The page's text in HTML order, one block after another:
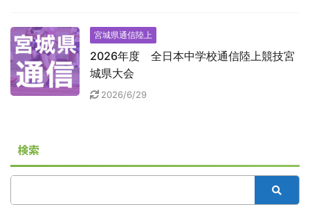
宮城県通信陸上
2026年度 全日本中学校通信陸上競技宮
城県大会
2026/6/29
検索